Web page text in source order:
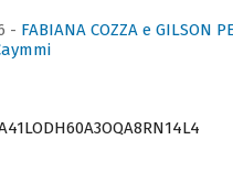
- FABIANA COZZA e GILSON